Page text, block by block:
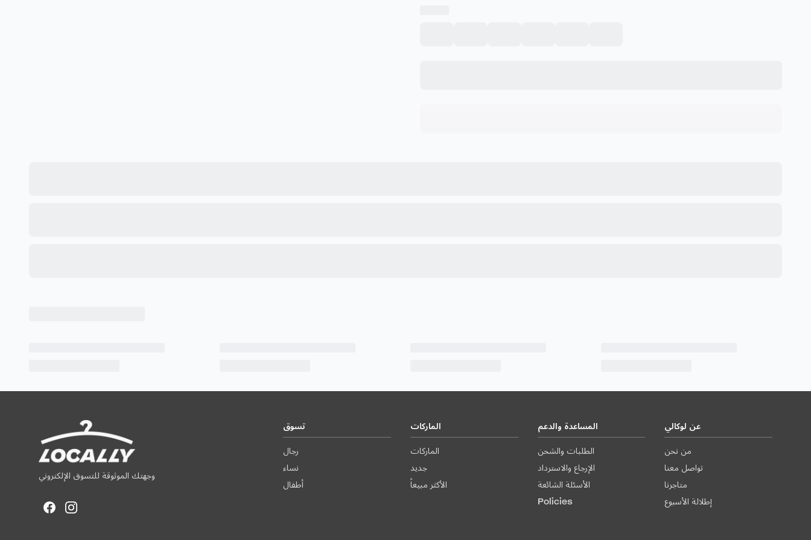
وجهتك الموثوقة للتسوق الإلكتروني
تسوق
رجال
نساء
أطفال
الماركات
الماركات
جديد
الأكثر مبيعاً
المساعدة والدعم
الطلبات والشحن
الإرجاع والاسترداد
الأسئلة الشائعة
Policies
عن لوكالي
من نحن
تواصل معنا
متاجرنا
إطلالة الأسبوع